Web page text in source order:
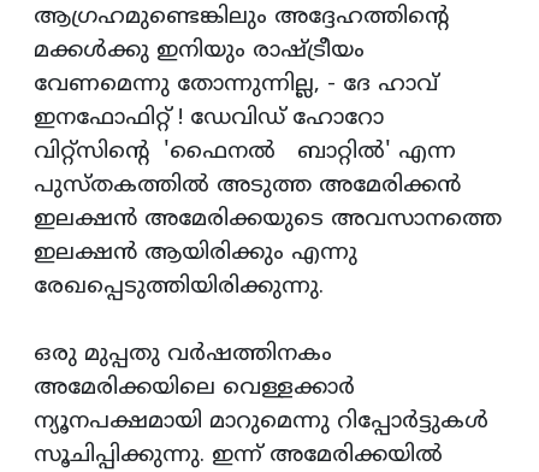
ആഗ്രഹമുണ്ടെങ്കിലും അദ്ദേഹത്തിന്റെ
മക്കള്‍ക്കു ഇനിയും രാഷ്ട്രീയം
വേണമെന്നു തോന്നുന്നില്ല, - ദേ ഹാവ്
ഇനഫോഫിറ്റ് ! ഡേവിഡ് ഹോറോ
വിറ്റ്‌സിന്റെ 'ഫൈനല്‍ ബാറ്റില്‍' എന്ന
പുസ്തകത്തില്‍ അടുത്ത അമേരിക്കന്‍
ഇലക്ഷന്‍ അമേരിക്കയുടെ അവസാനത്തെ
ഇലക്ഷന്‍ ആയിരിക്കും എന്നു
രേഖപ്പെടുത്തിയിരിക്കുന്നു.
ഒരു മുപ്പതു വര്‍ഷത്തിനകം
അമേരിക്കയിലെ വെള്ളക്കാര്‍
ന്യൂനപക്ഷമായി മാറുമെന്നു റിപ്പോര്‍ട്ടുകള്‍
സൂചിപ്പിക്കുന്നു. ഇന്ന് അമേരിക്കയില്‍